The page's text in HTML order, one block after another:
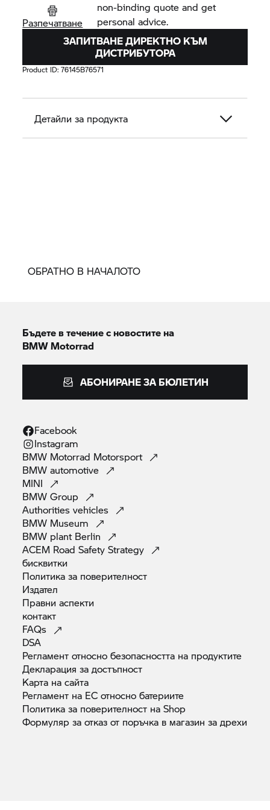
Разпечатване
non-binding quote and get
personal advice.
ЗАПИТВАНЕ ДИРЕКТНО КЪМ
ДИСТРИБУТОРА
Product ID:76145B76571
Детайли за продукта
ОБРАТНО В НАЧАЛОТО
Бъдете в течение с новостите на
BMW Motorrad
АБОНИРАНЕ ЗА БЮЛЕТИН
Facebook
Instagram
BMW Motorrad Motorsport
BMWautomotive
MINI
BMWGroup
Authoritiesvehicles
BMW Museum
BMW plant Berlin
ACEM Road SafetyStrategy
бисквитки
Политика за поверителност
Издател
Правниаспекти
контакт
FAQs
DSA
Регламент относно безопасността на продуктите
Декларация задостъпност
Карта насайта
Регламент на ЕС относнобатериите
Политика за поверителност наShop
Формуляр за отказ от поръчка в магазин задрехи